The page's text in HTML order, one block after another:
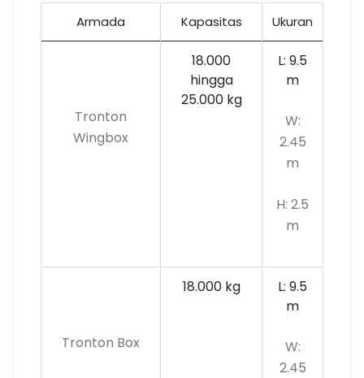
Armada Kapasitas Ukuran
Tronton
Wingbox
18.000
hingga
25.000 kg
L: 9.5
m
W:
2.45
m
H: 2.5
m
Tronton Box
18.000 kg
L: 9.5
m
W:
2.45